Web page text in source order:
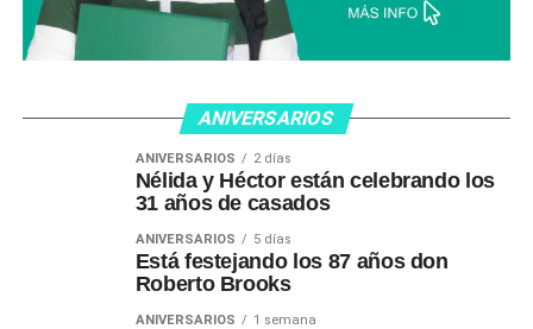
ANIVERSARIOS
ANIVERSARIOS 2 días
Nélida y Héctor están celebrando los
31 años de casados
ANIVERSARIOS 5 días
Está festejando los 87 años don
Roberto Brooks
ANIVERSARIOS 1 semana